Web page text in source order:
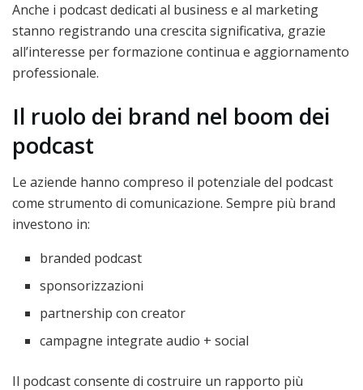
Anche i podcast dedicati al business e al marketing
stanno registrando una crescita significativa, grazie
all’interesse per formazione continua e aggiornamento
professionale.
Il ruolo dei brand nel boom dei
podcast
Le aziende hanno compreso il potenziale del podcast
come strumento di comunicazione. Sempre più brand
investono in:
branded podcast
sponsorizzazioni
partnership con creator
campagne integrate audio + social
Il podcast consente di costruire un rapporto più